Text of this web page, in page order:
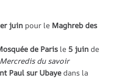
juin pour le Maghreb des
de Paris le 5 juinde
Mercredis du savoir
Paul sur Ubayedans la